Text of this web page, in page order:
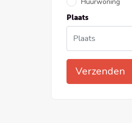
Plaats
Verzenden